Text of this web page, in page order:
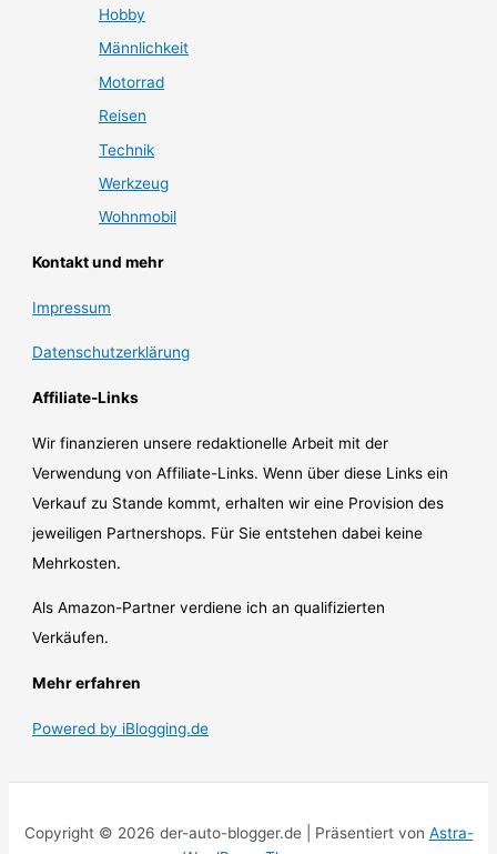
Hobby
Männlichkeit
Motorrad
Reisen
Technik
Werkzeug
Wohnmobil
Kontakt und mehr
Impressum
Datenschutzerklärung
Affiliate-Links
Wir finanzieren unsere redaktionelle Arbeit mit der
Verwendung von Affiliate-Links. Wenn über diese Links ein
Verkauf zu Stande kommt, erhalten wir eine Provision des
jeweiligen Partnershops. Für Sie entstehen dabei keine
Mehrkosten.
Als Amazon-Partner verdiene ich an qualifizierten
Verkäufen.
Mehr erfahren
Powered by iBlogging.de
Copyright © 2026 der-auto-blogger.de | Präsentiert von Astra-